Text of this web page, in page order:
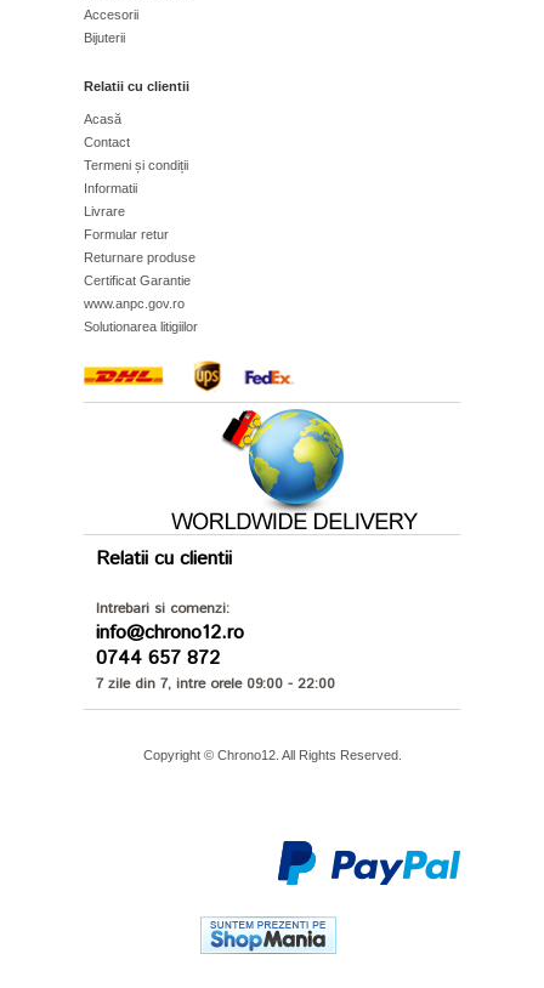
Accesorii
Bijuterii
Relatii cu clientii
Acasă
Contact
Termeni și condiții
Informatii
Livrare
Formular retur
Returnare produse
Certificat Garantie
www.anpc.gov.ro
Solutionarea litigiilor
Relatii cu clientii
Intrebari si comenzi:
info@chrono12.ro
0744 657 872
7 zile din 7, intre orele 09:00 - 22:00
Copyright © Chrono12. All Rights Reserved.